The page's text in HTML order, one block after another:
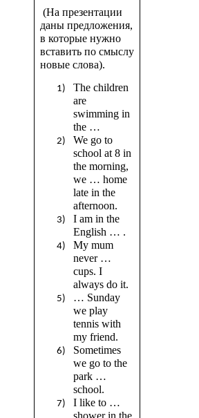
(На презентации
даны предложения,
в которые нужно
вставить по смыслу
новые слова).
The children
are
swimming in
the …
We go to
school at 8 in
the morning,
we … home
late in the
afternoon.
I am in the
English … .
My mum
never …
cups. I
always do it.
… Sunday
we play
tennis with
my friend.
Sometimes
we go to the
park …
school.
I like to …
shower in the